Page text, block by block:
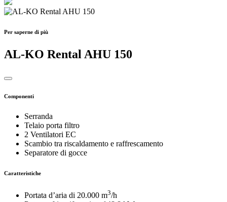
Per saperne di più
AL-KO Rental AHU 150
Componenti
Serranda
Telaio porta filtro
2 Ventilatori EC
Scambio tra riscaldamento e raffrescamento
Separatore di gocce
Caratteristiche
Portata d’aria di 20.000 m3/h